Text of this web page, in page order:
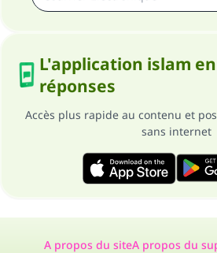
L'application islam
réponses
Accès plus rapide au contenu et
sans internet
A propos du siteA propos du